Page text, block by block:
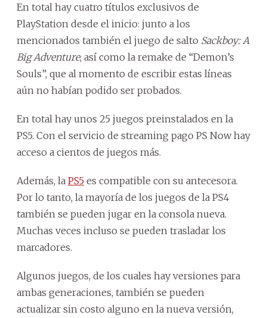
En total hay cuatro títulos exclusivos de
PlayStation desde el inicio: junto a los
mencionados también el juego de salto Sackboy: A
Big Adventure, así como la remake de “Demon’s
Souls”, que al momento de escribir estas líneas
aún no habían podido ser probados.
En total hay unos 25 juegos preinstalados en la
PS5. Con el servicio de streaming pago PS Now hay
acceso a cientos de juegos más.
Además, la PS5 es compatible con su antecesora.
Por lo tanto, la mayoría de los juegos de la PS4
también se pueden jugar en la consola nueva.
Muchas veces incluso se pueden trasladar los
marcadores.
Algunos juegos, de los cuales hay versiones para
ambas generaciones, también se pueden
actualizar sin costo alguno en la nueva versión,